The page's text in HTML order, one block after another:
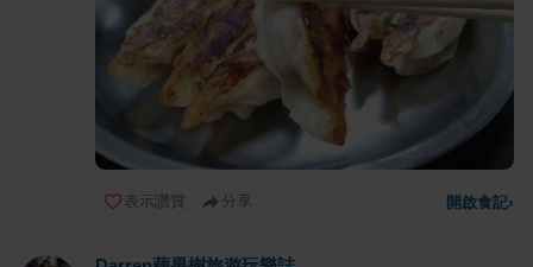
表示讚賞 分享 開啟食記›